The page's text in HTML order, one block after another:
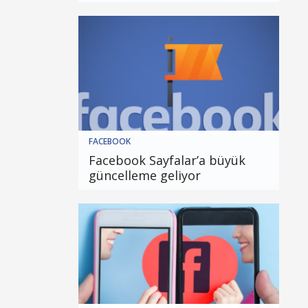
FACEBOOK
Facebook Sayfalar’a büyük
güncelleme geliyor